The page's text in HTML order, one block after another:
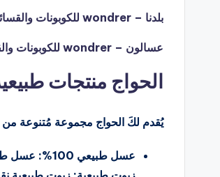
بلدنا – wondrer للكوبونات والقسائم
عسالون – wondrer للكوبونات والقسائم
الحواج منتجات
يُقدم لكَ الحواج مجموعة مُتنوعة من
عسل طبيعي 100%: عسل طبيعي أصلي ذو جودة عالية، يتميز بمذاقه الرائع وفوائده الصحية العديدة.